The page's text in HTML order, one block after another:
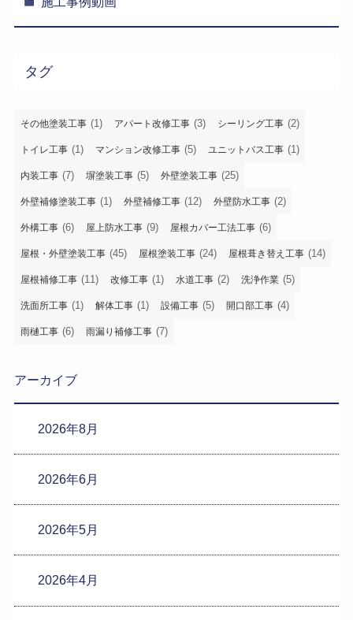
タグ
その他塗装工事 (1) アパート改修工事 (3) シーリング工事 (2)
トイレ工事 (1) マンション改修工事 (5) ユニットバス工事 (1)
内装工事 (7) 塀塗装工事 (5) 外壁塗装工事 (25)
外壁補修塗装工事 (1) 外壁補修工事 (12) 外壁防水工事 (2)
外構工事 (6) 屋上防水工事 (9) 屋根カバー工法工事 (6)
屋根・外壁塗装工事 (45) 屋根塗装工事 (24) 屋根葺き替え工事 (14)
屋根補修工事 (11) 改修工事 (1) 水道工事 (2) 洗浄作業 (5)
洗面所工事 (1) 解体工事 (1) 設備工事 (5) 開口部工事 (4)
雨樋工事 (6) 雨漏り補修工事 (7)
アーカイブ
2026年8月
2026年6月
2026年5月
2026年4月